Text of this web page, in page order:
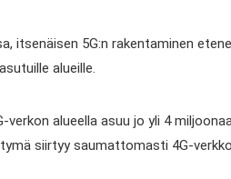
5G:n rakentaminen
alueille.
verkon alueella asuu jo yli 4
siirtyy saumattomasti 4G-